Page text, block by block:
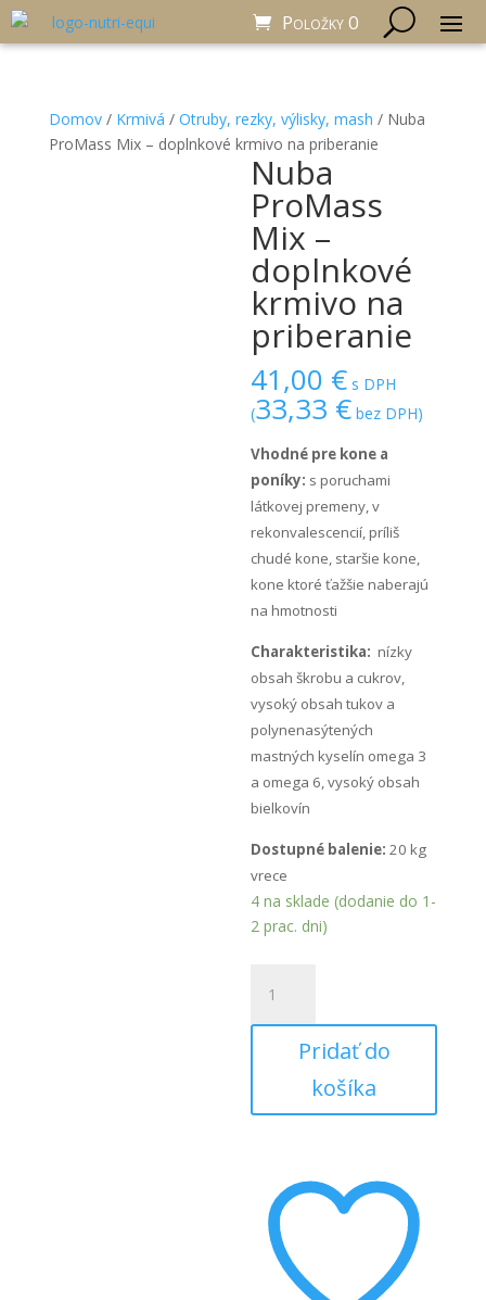
Položky 0
Domov/ Krmivá / Otruby, rezky, výlisky, mash / Nuba
ProMass Mix – doplnkové krmivo na priberanie
Nuba
ProMass
Mix –
doplnkové
krmivo na
priberanie
41,00 € s DPH
(33,33 € bez DPH)
Vhodné pre kone a
poníky: s poruchami
látkovej premeny, v
rekonvalescencií, príliš
chudé kone, staršie kone,
kone ktoré ťažšie naberajú
na hmotnosti
Charakteristika: nízky
obsah škrobu a cukrov,
vysoký obsah tukov a
polynenasýtených
mastných kyselín omega 3
a omega 6, vysoký obsah
bielkovín
Dostupné balenie:20 kg
vrece
4 na sklade (dodanie do 1-
2 prac. dni)
Nuba
ProMass
doplnkové
priberanie
Pridať do
košíka